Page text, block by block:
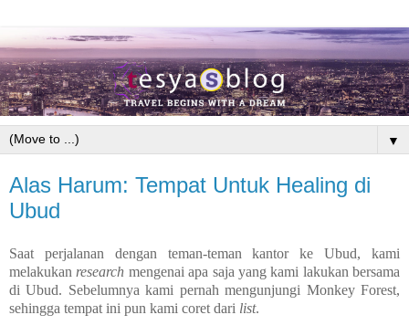
▼
Alas Harum: Tempat Untuk Healing di
Ubud
Saat perjalanan dengan teman-teman kantor ke Ubud, kami
melakukanresearch mengenai apa saja yang kami lakukan bersama
di Ubud. Sebelumnya kami pernah mengunjungi Monkey Forest,
sehingga tempat ini pun kami coret dari list.